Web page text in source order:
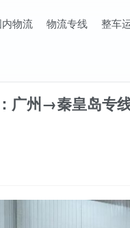
内物流 物流专线 整车
广州→秦皇岛专